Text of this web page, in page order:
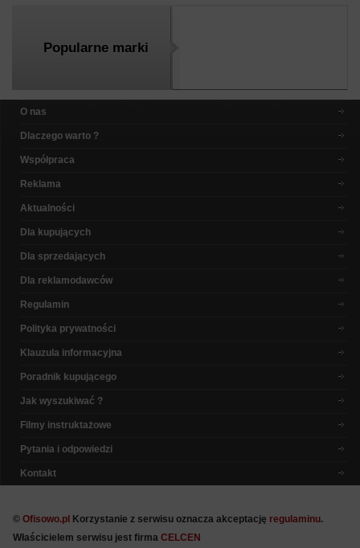
Popularne marki
O nas
Dlaczego warto ?
Współpraca
Reklama
Aktualności
Dla kupujących
Dla sprzedających
Dla reklamodawców
Regulamin
Polityka prywatności
Klauzula informacyjna
Poradnik kupującego
Jak wyszukiwać ?
Filmy instruktażowe
Pytania i odpowiedzi
Kontakt
© Ofisowo.pl Korzystanie z serwisu oznacza akceptację regulaminu.
Właścicielem serwisu jest firma CELCEN